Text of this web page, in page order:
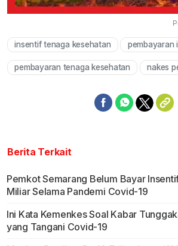
insentif tenaga kesehatan pembayaran
pembayaran tenaga kesehatan nakes
Berita Terkait
Pemkot Semarang Belum Bayar
Miliar Selama Pandemi Covid-19
Ini Kata Kemenkes Soal Kabar
yang Tangani Covid-19